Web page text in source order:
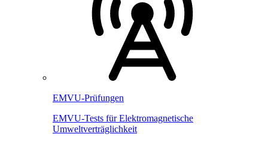
EMVU-Prüfungen
EMVU-Tests für Elektromagnetische
Umweltverträglichkeit